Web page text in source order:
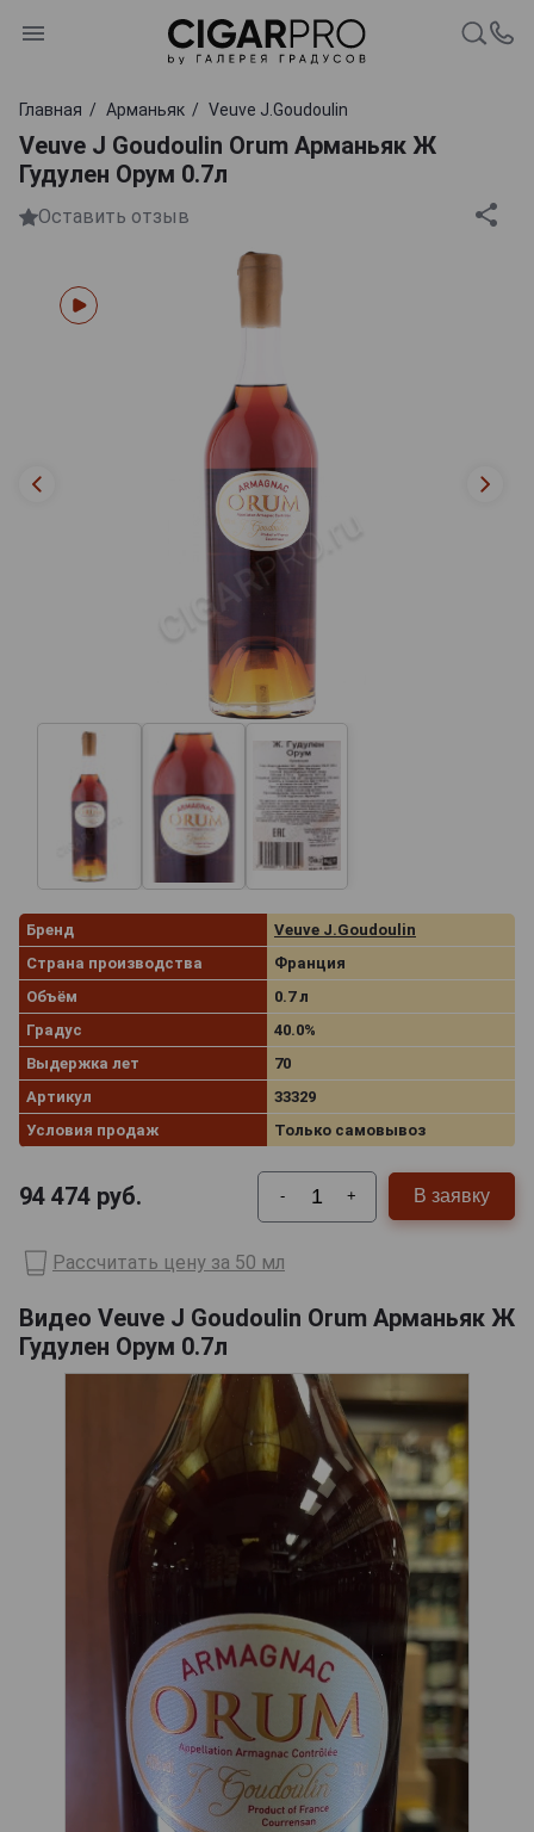
Главная Арманьяк Veuve J.Goudoulin
Veuve J Goudoulin Orum Арманьяк Ж
Гудулен Орум 0.7л
Оставить отзыв
Бренд
Veuve J.Goudoulin
Страна производства
Франция
Объём
0.7 л
Градус
40.0%
Выдержка лет
70
Артикул
33329
Условия продаж
Только самовывоз
94 474 руб. - + В заявку
Рассчитать цену за 50 мл
Видео Veuve J Goudoulin Orum Арманьяк Ж
Гудулен Орум 0.7л